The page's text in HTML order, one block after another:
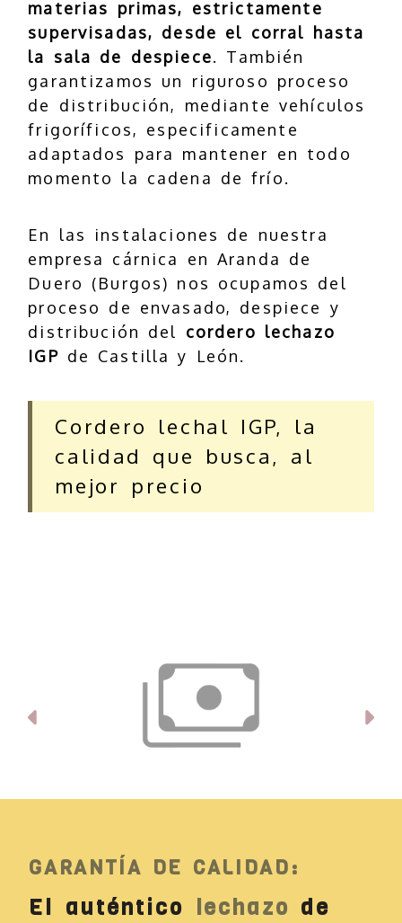
materias primas, estrictamente
supervisadas, desde el corral hasta
la sala de despiece. También
garantizamos un riguroso proceso
de distribución, mediante vehículos
frigoríficos, especificamente
adaptados para mantener en todo
momento la cadena de frío.
En las instalaciones de nuestra
empresa cárnica en Aranda de
Duero (Burgos) nos ocupamos del
proceso de envasado, despiece y
distribución del cordero lechazo
IGP de Castilla y León.
Cordero lechal IGP, la
calidad que busca, al
mejor precio
GARANTÍA DE CALIDAD:
El auténtico lechazo de